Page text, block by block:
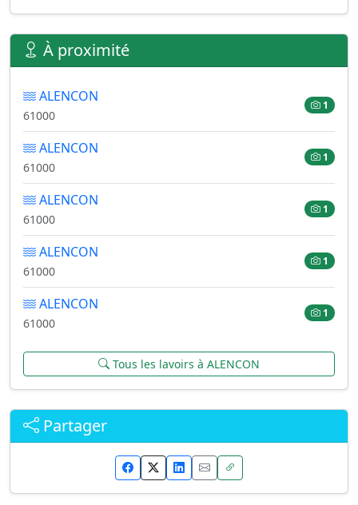
À proximité
ALENCON
61000
1
ALENCON
61000
1
ALENCON
61000
1
ALENCON
61000
1
ALENCON
61000
1
Tous les lavoirs à ALENCON
Partager